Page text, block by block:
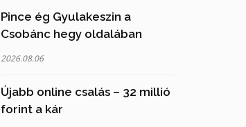
Pince ég Gyulakeszin a
Csobánc hegy oldalában
2026.08.06
Újabb online csalás – 32 millió
forint a kár